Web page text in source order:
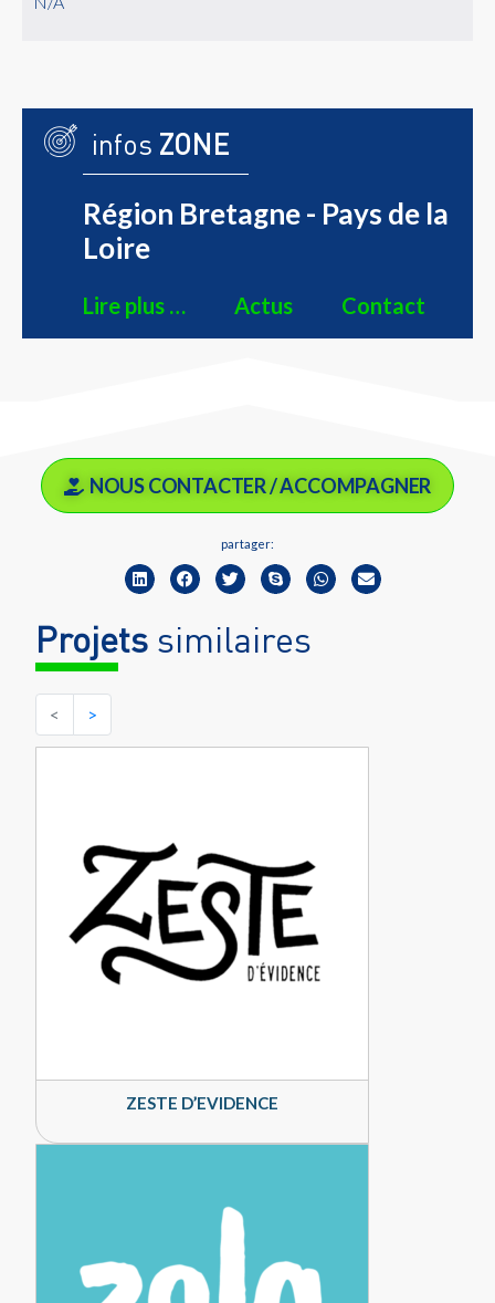
infos ZONE
Région Bretagne - Pays de la
Loire
Lire plus … Actus Contact
NOUS CONTACTER / ACCOMPAGNER
partager:
Projets similaires
< >
ZESTE D’EVIDENCE